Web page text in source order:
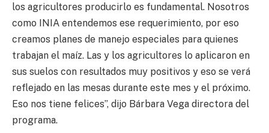
los agricultores producirlo es fundamental. Nosotros
como INIA entendemos ese requerimiento, por eso
creamos planes de manejo especiales para quienes
trabajan el maíz. Las y los agricultores lo aplicaron en
sus suelos con resultados muy positivos y eso se verá
reflejado en las mesas durante este mes y el próximo.
Eso nos tiene felices”, dijo Bárbara Vega directora del
programa.